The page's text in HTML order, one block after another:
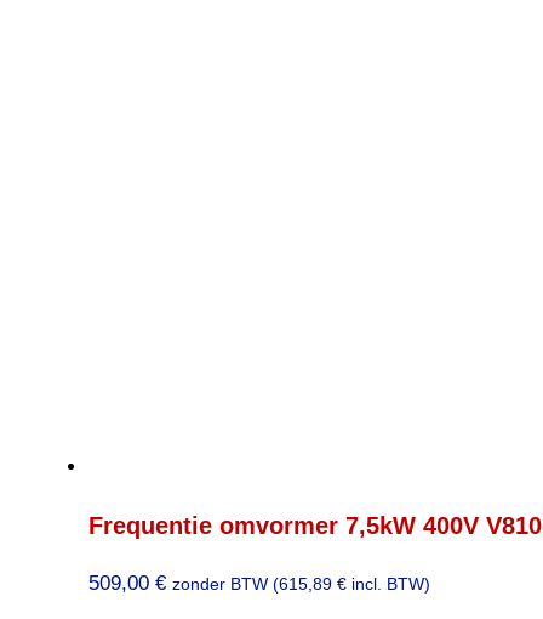
Frequentie omvormer 7,5kW 400V
509,00 € zonder BTW (615,89 € incl. BTW)